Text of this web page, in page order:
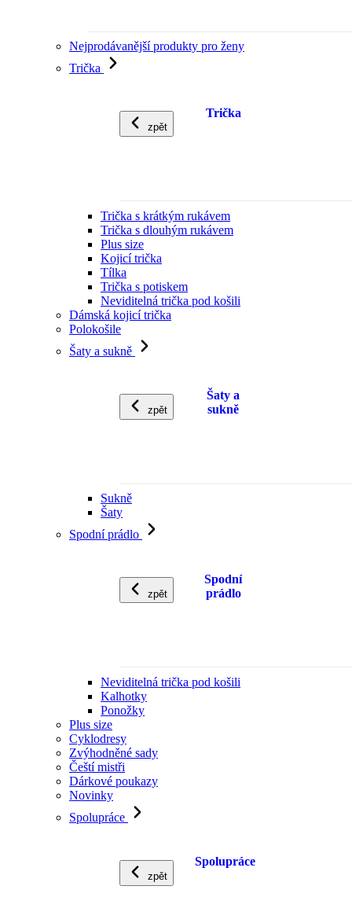
Nejprodávanější produkty pro ženy
Trička
zpět
Trička
Trička s krátkým rukávem
Trička s dlouhým rukávem
Plus size
Kojicí trička
Tílka
Trička s potiskem
Neviditelná trička pod košili
Dámská kojicí trička
Polokošile
Šaty a sukně
zpět
Šaty a
sukně
Sukně
Šaty
Spodní prádlo
zpět
Spodní
prádlo
Neviditelná trička pod košili
Kalhotky
Ponožky
Plus size
Cyklodresy
Zvýhodněné sady
Čeští mistři
Dárkové poukazy
Novinky
Spolupráce
zpět
Spolupráce